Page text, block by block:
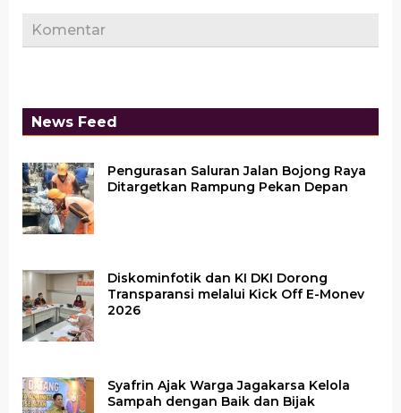
Komentar
News Feed
Pengurasan Saluran Jalan Bojong Raya
Ditargetkan Rampung Pekan Depan
Diskominfotik dan KI DKI Dorong
Transparansi melalui Kick Off E-Monev
2026
Syafrin Ajak Warga Jagakarsa Kelola
Sampah dengan Baik dan Bijak